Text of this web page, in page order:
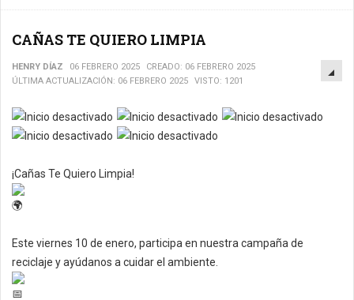
CAÑAS TE QUIERO LIMPIA
HENRY DÍAZ 06 FEBRERO 2025
CREADO: 06 FEBRERO 2025
ÚLTIMA ACTUALIZACIÓN: 06 FEBRERO 2025
VISTO: 1201
¡Cañas Te Quiero Limpia!
Este viernes 10 de enero, participa en nuestra campaña de
reciclaje y ayúdanos a cuidar el ambiente.